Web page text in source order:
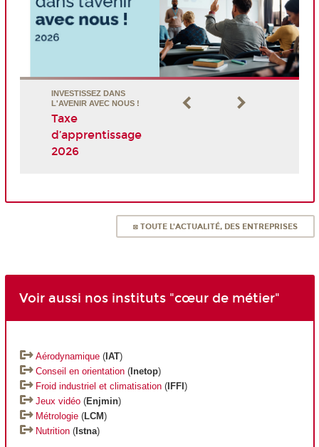
INVESTISSEZ DANS
L'AVENIR AVEC NOUS !
Taxe
d’apprentissage
2026
◙ TOUTE L'ACTUALITÉ, DES ENTREPRISES
Voir aussi nos instituts "cœur de métier"
Aérodynamique ( IAT)
Conseil en orientation ( Inetop)
Froid industriel et climatisation ( IFFI )
Jeux vidéo (Enjmin)
Métrologie (LCM)
Nutrition ( Istna)